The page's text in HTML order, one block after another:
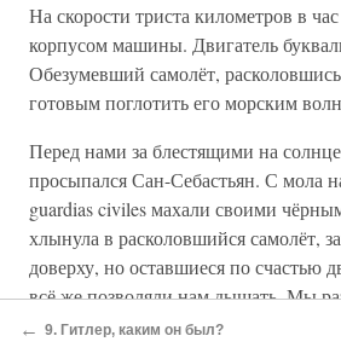
На скорости триста километров в
корпусом машины. Двигатель
Обезумевший самолёт,
готовым поглотить его морским
Перед нами за блестящими на
просыпался Сан-Себастьян. С мола
guardias civiles махали своими
хлынула в расколовшийся самолёт,
доверху, но оставшиеся по счастью
всё же позволяли нам дышать. Мы
— сломанные кости, разорванная
← 9. Гитлер, каким он был?